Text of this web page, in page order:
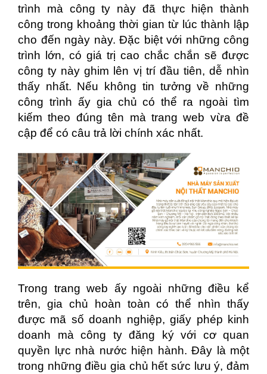
trình mà công ty này đã thực hiện thành
công trong khoảng thời gian từ lúc thành lập
cho đến ngày này. Đặc biệt với những công
trình lớn, có giá trị cao chắc chắn sẽ được
công ty này ghim lên vị trí đầu tiên, dễ nhìn
thấy nhất. Nếu không tin tưởng về những
công trình ấy gia chủ có thể ra ngoài tìm
kiếm theo đúng tên mà trang web vừa đề
cập để có câu trả lời chính xác nhất.
Trong trang web ấy ngoài những điều kể
trên, gia chủ hoàn toàn có thể nhìn thấy
được mã số doanh nghiệp, giấy phép kinh
doanh mà công ty đăng ký với cơ quan
quyền lực nhà nước hiện hành. Đây là một
trong những điều gia chủ hết sức lưu ý, đảm